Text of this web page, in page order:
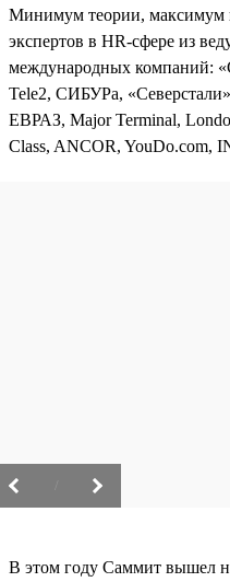
Минимум теории, максимум
экспертов в HR-сфере из
международных компаний:
Tele2, СИБУРа,
ЕВРАЗ, Major Terminal,
Class, ANCOR, YouDo.com,
В этом году Саммит вышел